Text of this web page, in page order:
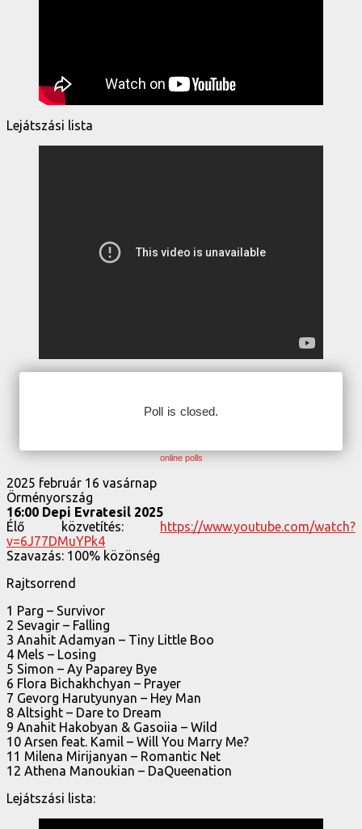
Lejátszási lista
online polls
2025 február 16 vasárnap
Örményország
16:00 Depi Evratesil 2025
Élő közvetítés:
https://www.youtube.com/watch?
v=6J77DMuYPk4
Szavazás: 100% közönség
Rajtsorrend
1 Parg – Survivor
2 Sevagir – Falling
3 Anahit Adamyan – Tiny Little Boo
4 Mels – Losing
5 Simon – Ay Paparey Bye
6 Flora Bichakhchyan – Prayer
7 Gevorg Harutyunyan – Hey Man
8 Altsight – Dare to Dream
9 Anahit Hakobyan & Gasoiia – Wild
10 Arsen feat. Kamil – Will You Marry Me?
11 Milena Mirijanyan – Romantic Net
12 Athena Manoukian – DaQueenation
Lejátszási lista: